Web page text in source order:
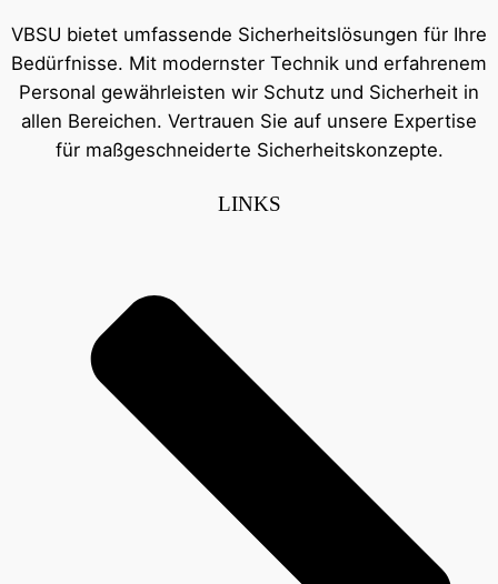
VBSU bietet umfassende Sicherheitslösungen für Ihre
Bedürfnisse. Mit modernster Technik und erfahrenem
Personal gewährleisten wir Schutz und Sicherheit in
allen Bereichen. Vertrauen Sie auf unsere Expertise
für maßgeschneiderte Sicherheitskonzepte.
LINKS